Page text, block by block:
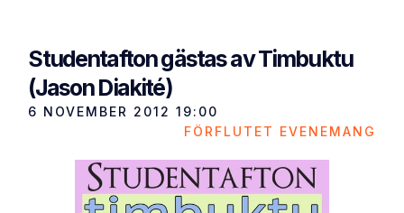
Studentafton gästas av Timbuktu
(Jason Diakité)
6 NOVEMBER 2012 19:00
FÖRFLUTET EVENEMANG